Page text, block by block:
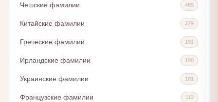
Чешские фамилии 485
Китайские фамилии 229
Греческие фамилии 191
Ирландские фамилии 190
Украинские фамилии 181
Французские фамилии 112